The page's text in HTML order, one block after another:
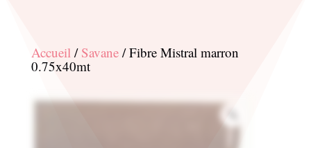
Accueil/ Savane/ Fibre Mistral marron
0.75x40mt